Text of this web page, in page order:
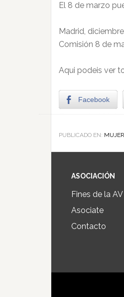
El 8 de marzo
Madrid,
Comisión 8 de
Aqui podeis ver
Facebook
PUBLICADO EN: MUJER
ASOCIACIÓN
Fines de la AV
Asociate
Contacto